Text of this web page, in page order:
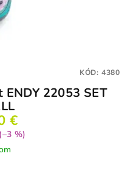
22053 SET
€
(–3 %)
KÓD: 4380